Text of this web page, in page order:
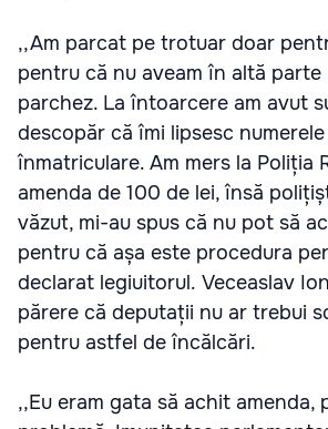
,,Am parcat pe trotuar doar
pentru că nu aveam în altă parte
parchez. La întoarcere am avut
descopăr că îmi lipsesc
înmatriculare. Am mers la Poliția
amenda de 100 de lei, însă
văzut, mi-au spus că nu pot să
pentru că așa este procedura
declarat legiuitorul. Veceaslav
părere că deputații nu ar trebui
pentru astfel de încălcări.
,,Eu eram gata să achit amenda,